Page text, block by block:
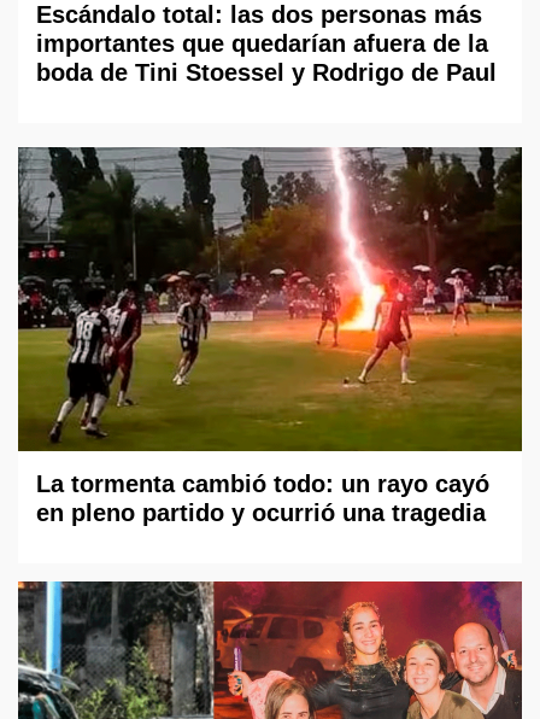
Escándalo total: las dos personas más
importantes que quedarían afuera de la
boda de Tini Stoessel y Rodrigo de Paul
La tormenta cambió todo: un rayo cayó
en pleno partido y ocurrió una tragedia